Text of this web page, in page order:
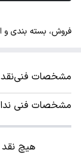
فروش، بسته بندی و
مشخصات فنی
مشخصات فنی
هیچ